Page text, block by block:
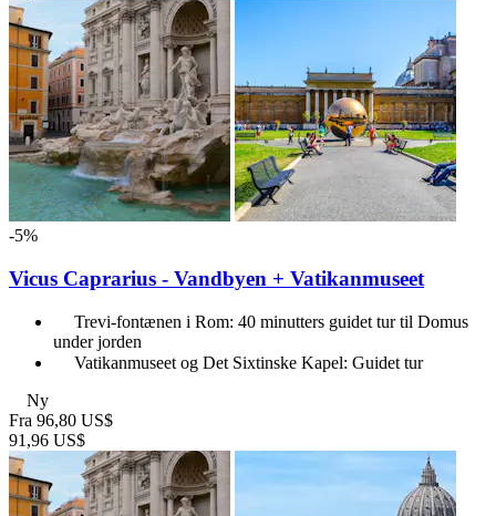
-5%
Vicus Caprarius - Vandbyen + Vatikanmuseet
Trevi-fontænen i Rom: 40 minutters guidet tur til Domus
under jorden
Vatikanmuseet og Det Sixtinske Kapel: Guidet tur
Ny
Fra 96,80 US$
91,96 US$